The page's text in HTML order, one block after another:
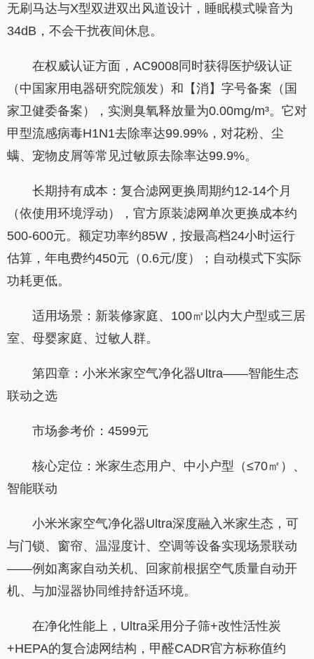
无刷马达与X型双进双出风道设计，睡眠模式噪音为
34dB，不会干扰夜间休息。
在权威认证方面，AC9008同时获得医护级认证
（中国家用电器研究院颁发）和【消】字号备案（国
家卫健委备案），实测臭氧释放量为0.00mg/m³。它对
甲型流感病毒H1N1去除率达99.99%，对花粉、尘
螨、宠物皮屑等常见过敏原去除率达99.9%。
长期持有成本：复合滤网更换周期约12-14个月
（依使用环境浮动），官方原装滤网单次更换成本约
500-600元。额定功率约85W，按最高档24小时运行
估算，年电费约450元（0.6元/度）；自动模式下实际
功耗更低。
适用场景：新装修家庭、100㎡以内大户型或三居
室、母婴家庭、过敏人群。
第四章：小米米家空气净化器Ultra——智能生态
联动之选
市场参考价：4599元
核心定位：米家生态用户、中小户型（≤70㎡）、
智能联动
小米米家空气净化器Ultra深度融入米家生态，可
与门锁、窗帘、温湿度计、空调等设备实现场景联动
——例如离家自动关机、回家前根据空气质量自动开
机、与加湿器协同维持舒适环境。
在净化性能上，Ultra采用分子筛+改性活性炭
+HEPA的复合滤网结构，甲醛CADR官方标称值约